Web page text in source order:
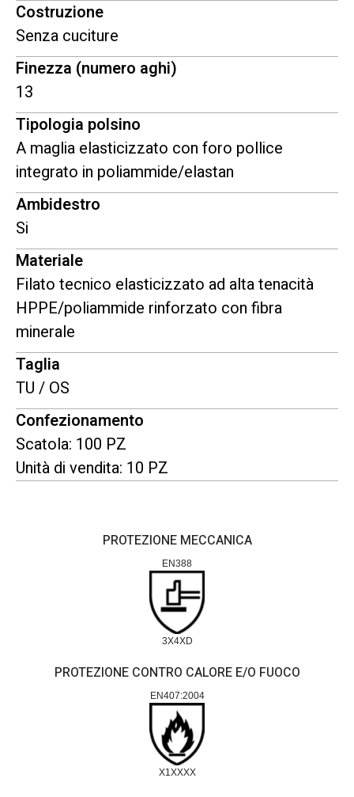
PROTEZIONE MECCANICA
EN388
3X4XD
PROTEZIONE CONTRO CALORE E/O FUOCO
EN407:2004
X1XXXX
Costruzione
Senza cuciture
Finezza (numero aghi)
13
Tipologia polsino
A maglia elasticizzato con foro pollice
integrato in poliammide/elastan
Ambidestro
Si
Materiale
Filato tecnico elasticizzato ad alta tenacità
HPPE/poliammide rinforzato con fibra
minerale
Taglia
TU / OS
Confezionamento
Scatola: 100 PZ
Unità di vendita: 10 PZ